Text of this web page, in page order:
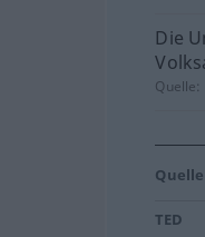
Die
Quelle:
Quelle
TED